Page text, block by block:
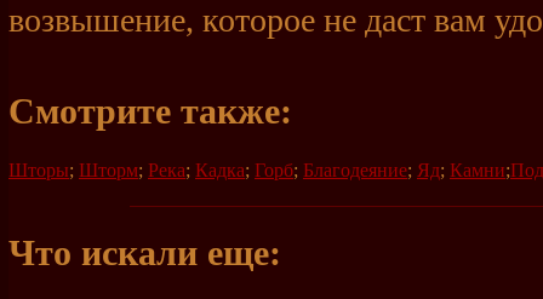
возвышение, которое не даст вам
Смотрите также:
Шторы; Шторм; Река; Кадка; Горб; Благодеяние; Яд; Камни;
Что искали еще: